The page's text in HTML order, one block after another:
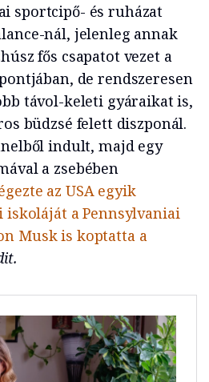
sportcipő- és ruházat
nál, jelenleg annak
fős csapatot vezet a
de rendszeresen
távol-keleti gyáraikat is,
büdzsé felett diszponál.
indult, majd egy
a zsebében
az USA egyik
iskoláját a Pennsylvaniai
Musk is koptatta a